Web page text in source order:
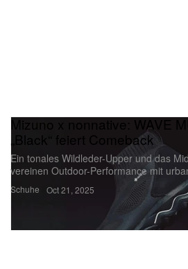
Schuhe
Mizuno x nonnative: WAVE
„Black“ feiert Comeback
Ein tonales Wildleder-Upper und das
vereinen Outdoor-Performance mit
Oct 21, 2025